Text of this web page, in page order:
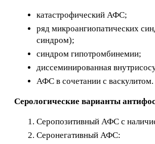
катастрофический АФС;
ряд микроангиопатических
синдром);
синдром гипотромбинемии;
диссеминированная
АФС в сочетании с васкулитом.
Серологические варианты
Серопозитивный АФС с
Серонегативный АФС: